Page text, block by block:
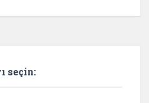
seçin: